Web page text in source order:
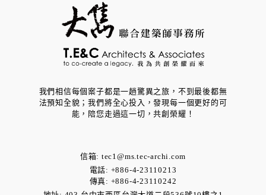
我們相信每個案子都是一趟驚異之旅，不到最後都無
法預知全貌；我們將全心投入，發現每一個更好的可
能，​陪您走過這一切，共創榮耀！
信箱: tec1@ms.tec-archi.com
電話: +886-4-23110213
傳真: +886-4-23110242